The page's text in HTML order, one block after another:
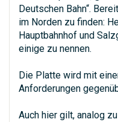
Deutschen Bahn“.
im Norden zu finden:
Hauptbahnhof und
einige zu nennen.
Die Platte wird mit
Anforderungen
Auch hier gilt, analog